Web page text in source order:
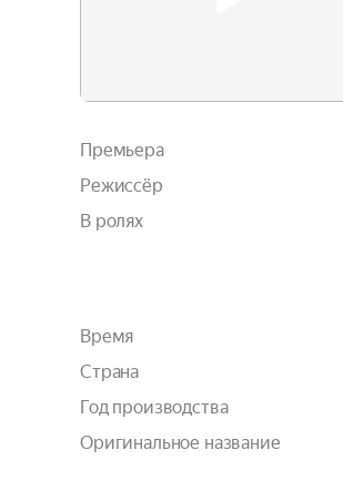
Премьера
Режиссёр
В ролях
Время
Страна
Год производства
Оригинальное название